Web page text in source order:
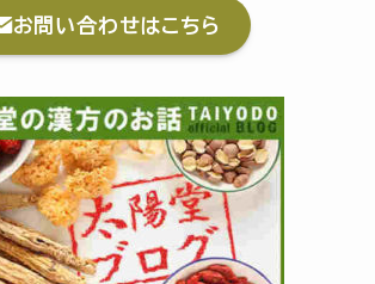
お問い合わせはこちら